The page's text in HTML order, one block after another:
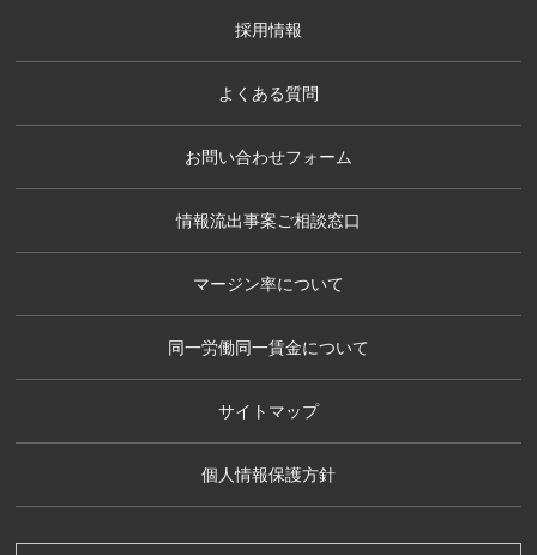
採用情報
よくある質問
お問い合わせフォーム
情報流出事案ご相談窓口
マージン率について
同一労働同一賃金について
サイトマップ
個人情報保護方針